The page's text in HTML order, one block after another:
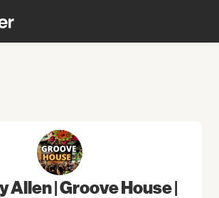
Allen | Groove House |